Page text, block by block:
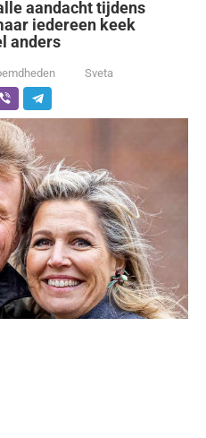
aandacht tijdens
iedereen keek
anders
Sveta